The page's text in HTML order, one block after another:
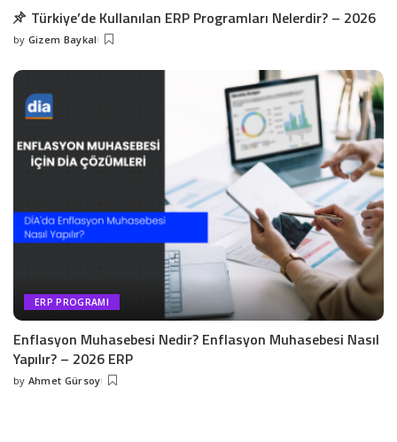
Türkiye’de Kullanılan ERP Programları Nelerdir? – 2026
Posted
by Gizem Baykal
ERP PROGRAMI
Enflasyon Muhasebesi Nedir? Enflasyon Muhasebesi Nasıl
Yapılır? – 2026 ERP
Posted
by Ahmet Gürsoy